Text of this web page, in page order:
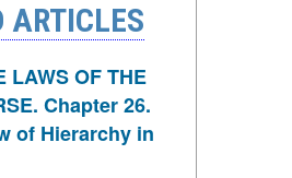
ARTICLES
LAWS OF THE
Chapter 26.
of Hierarchy in